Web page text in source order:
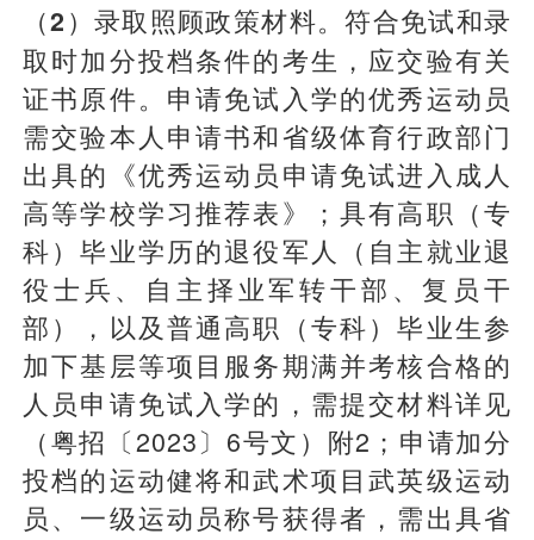
（2）录取照顾政策材料。符合免试和录
取时加分投档条件的考生，应交验有关
证书原件。申请免试入学的优秀运动员
需交验本人申请书和省级体育行政部门
出具的《优秀运动员申请免试进入成人
高等学校学习推荐表》；具有高职（专
科）毕业学历的退役军人（自主就业退
役士兵、自主择业军转干部、复员干
部），以及普通高职（专科）毕业生参
加下基层等项目服务期满并考核合格的
人员申请免试入学的，需提交材料详见
（粤招〔2023〕6号文）附2；申请加分
投档的运动健将和武术项目武英级运动
员、一级运动员称号获得者，需出具省